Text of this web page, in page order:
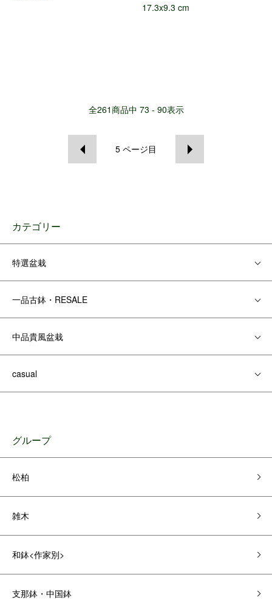
17.3x9.3 cm
全261商品中 73 - 90表示
5 ページ目
カテゴリー
特選盆栽
一品古鉢・RESALE
中品貴風盆栽
casual
グループ
松柏
雑木
和鉢<作家別>
支那鉢・中国鉢